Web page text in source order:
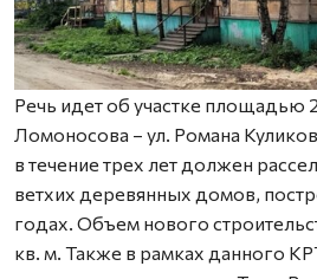
Речь идет об участке площадью
Ломоносова – ул. Романа
в течение трех лет должен
ветхих деревянных домов,
годах. Объем нового
кв. м. Также в рамках данного